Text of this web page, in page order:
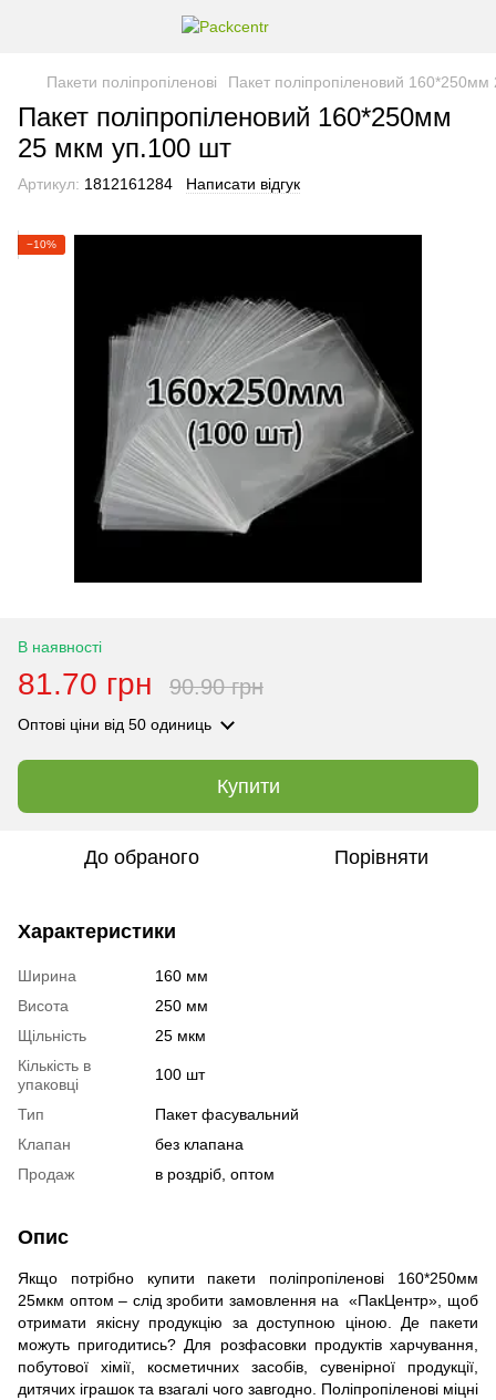
Пакети поліпропіленові Пакет поліпропіленовий
Пакет поліпропіленовий 160*250мм
25 мкм уп.100 шт
Артикул: 1812161284 Написати відгук
−10%
В наявності
81.70 грн 90.90 грн
Оптові ціни від 50 одиниць
Купити
До обраного Порівняти
Характеристики
Ширина
160 мм
Висота
250 мм
Щільність
25 мкм
Кількість в
упаковці
100 шт
Тип
Пакет фасувальний
Клапан
без клапана
Продаж
в роздріб, оптом
Опис
Якщо потрібно купити пакети поліпропіленові 160*250мм
25мкм оптом – слід зробити замовлення на «ПакЦентр», щоб
отримати якісну продукцію за доступною ціною. Де пакети
можуть пригодитись? Для розфасовки продуктів харчування,
побутової хімії, косметичних засобів, сувенірної продукції,
дитячих іграшок та взагалі чого завгодно. Поліпропіленові міцні